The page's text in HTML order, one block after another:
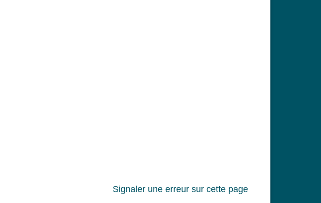
Signaler une erreur sur cette page